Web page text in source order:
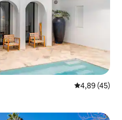
Gemiddelde
4,89 (45)